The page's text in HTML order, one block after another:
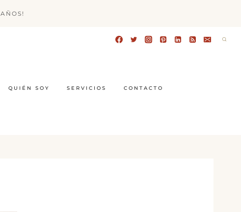
AÑOS!
QUIÉN SOY SERVICIOS CONTACTO